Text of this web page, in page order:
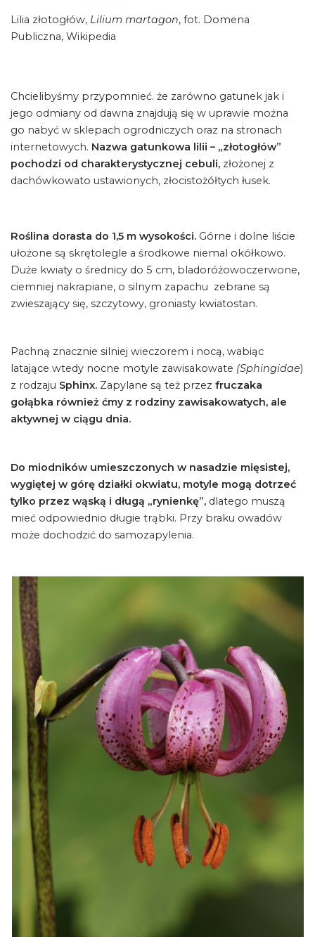
Lilia złotogłów, Lilium martagon, fot. Domena
Publiczna, Wikipedia
Chcielibyśmy przypomnieć. że zarówno gatunek jak i
jego odmiany od dawna znajdują się w uprawie można
go nabyć w sklepach ogrodniczych oraz na stronach
internetowych. Nazwa gatunkowa lilii – „złotogłów”
pochodzi od charakterystycznej cebuli, złożonej z
dachówkowato ustawionych, złocistożółtych łusek.
Roślina dorasta do 1,5 m wysokości. Górne i dolne liście
ułożone są skrętolegle a środkowe niemal okółkowo.
Duże kwiaty o średnicy do 5 cm, bladoróżowoczerwone,
ciemniej nakrapiane, o silnym zapachu zebrane są
zwieszający się, szczytowy, groniasty kwiatostan.
Pachną znacznie silniej wieczorem i nocą, wabiąc
latające wtedy nocne motyle zawisakowate (Sphingidae)
z rodzaju Sphinx. Zapylane są też przez fruczaka
gołąbka również ćmy z rodziny zawisakowatych, ale
aktywnej w ciągu dnia.
Do miodników umieszczonych w nasadzie mięsistej,
wygiętej w górę działki okwiatu, motyle mogą dotrzeć
tylko przez wąską i długą „rynienkę”, dlatego muszą
mieć odpowiednio długie trąbki. Przy braku owadów
może dochodzić do samozapylenia.